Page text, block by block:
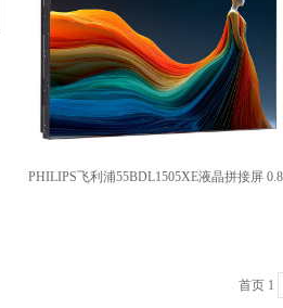
PHILIPS飞利浦55BDL1505XE液晶拼接屏
首页 1